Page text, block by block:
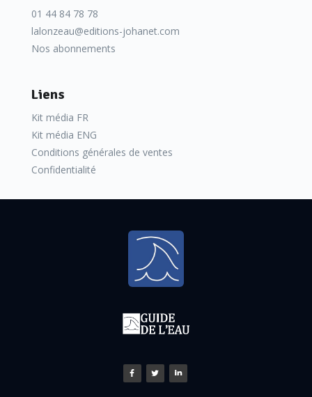
01 44 84 78 78
lalonzeau@editions-johanet.com
Nos abonnements
Liens
Kit média FR
Kit média ENG
Conditions générales de ventes
Confidentialité